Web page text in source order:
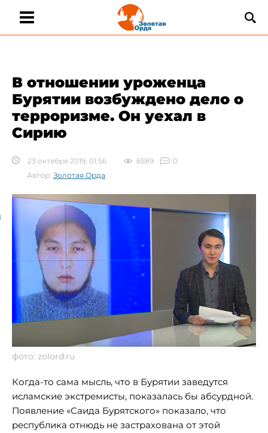
В отношении уроженца
Бурятии возбуждено дело о
терроризме. Он уехал в
Сирию
23 октября 2019, 01:56 6589
0
Автор: Золотая Орда
фото: zolord.ru
Когда-то сама мысль, что в Бурятии заведутся
исламские экстремисты, показалась бы абсурдной.
Появление «Саида Бурятского» показало, что
республика отнюдь не застрахована от этой